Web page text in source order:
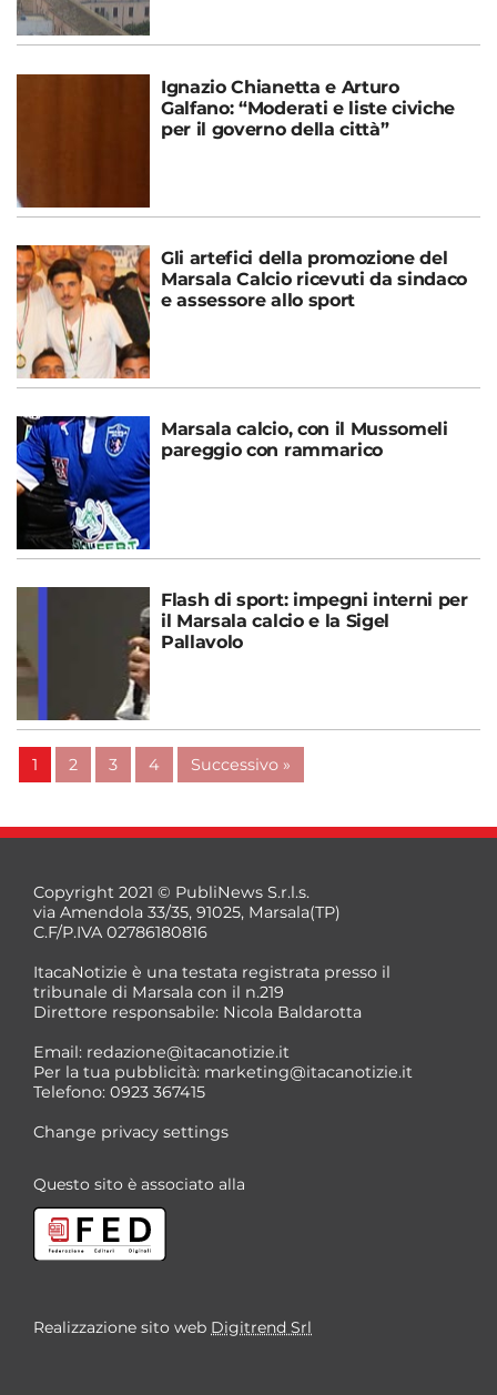
Ignazio Chianetta e Arturo
Galfano: “Moderati e liste civiche
per il governo della città”
Gli artefici della promozione del
Marsala Calcio ricevuti da sindaco
e assessore allo sport
Marsala calcio, con il Mussomeli
pareggio con rammarico
Flash di sport: impegni interni per
il Marsala calcio e la Sigel
Pallavolo
1 2 3 4 Successivo »
Copyright 2021 © PubliNews S.r.l.s.
via Amendola 33/35, 91025, Marsala(TP)
C.F/P.IVA 02786180816
ItacaNotizie è una testata registrata presso il
tribunale di Marsala con il n.219
Direttore responsabile: Nicola Baldarotta
Email: redazione@itacanotizie.it
Per la tua pubblicità: marketing@itacanotizie.it
Telefono: 0923 367415
Change privacy settings
Questo sito è associato alla
Realizzazione sito web Digitrend Srl